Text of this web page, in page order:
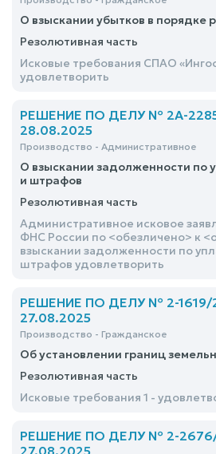
О взыскании убытков в порядке
Резолютивная часть
Исковые требования СПАО
удовлетворить
РЕШЕНИЕ ПО ДЕЛУ № 2А-
28.08.2025
Производство - Административное
О взыскании задолженности по
и штрафов
Резолютивная часть
Административное исковое
ФНС России по <обезличено> к
взыскании задолженности по
штрафов удовлетворить
РЕШЕНИЕ ПО ДЕЛУ № 2-1619/
27.08.2025
Производство - Гражданское
Об установлении границ
Резолютивная часть
Исковые требования 1 -
РЕШЕНИЕ ПО ДЕЛУ № 2-
27.08.2025